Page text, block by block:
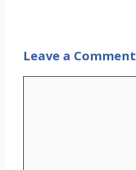
Leave a Comment